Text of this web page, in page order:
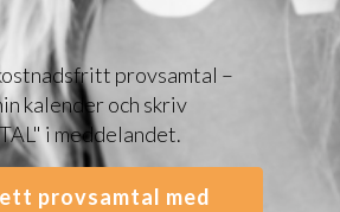
provsamtal –
kalender och skriv
i meddelandet.
provsamtal med